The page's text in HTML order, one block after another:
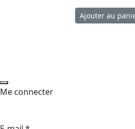
Me connecter